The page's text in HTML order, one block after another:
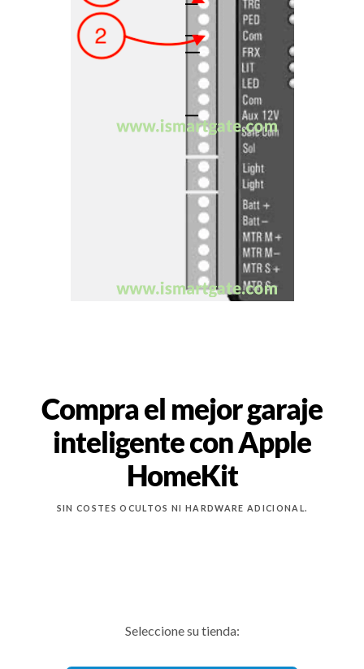
Compra el mejor garaje
inteligente con Apple
HomeKit
SIN COSTES OCULTOS NI HARDWARE ADICIONAL.
Seleccione su tienda: